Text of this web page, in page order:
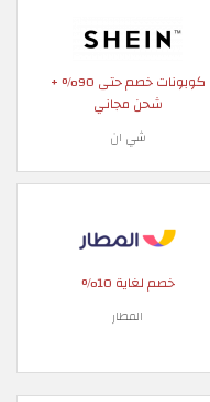
كوبونات خصم حتى 90% +
شحن مجاني
شي ان
خصم لغاية 10%
المطار